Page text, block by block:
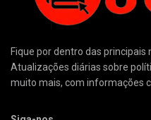
Fique por dentro das principais
Atualizações diárias sobre
muito mais, com informações